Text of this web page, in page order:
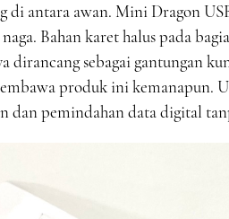
di antara awan. Mini Dragon
Bahan karet halus pada
dirancang sebagai gantungan
produk ini kemanapun.
dan pemindahan data digital